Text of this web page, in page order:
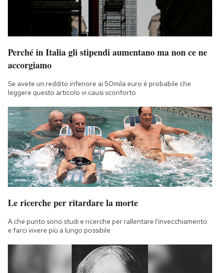
AREA PERSONALE
Area Personale
Newsletter
Regala il Post
Perché in Italia gli stipendi aumentano ma non ce ne
accorgiamo
Se avete un reddito inferiore ai 50mila euro è probabile che
leggere questo articolo vi causi sconforto
Le ricerche per ritardare la morte
A che punto sono studi e ricerche per rallentare l'invecchiamento
e farci vivere più a lungo possibile